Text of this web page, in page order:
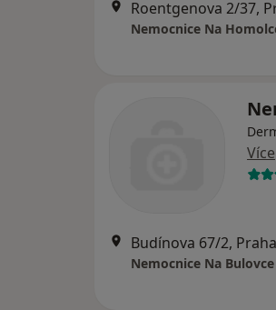
Roentgenova 2/37,
Nemocnice Na
Více
Budínova 67/2, Praha
Nemocnice Na Bulovce